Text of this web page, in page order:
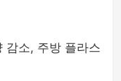
감소, 주방 플라스